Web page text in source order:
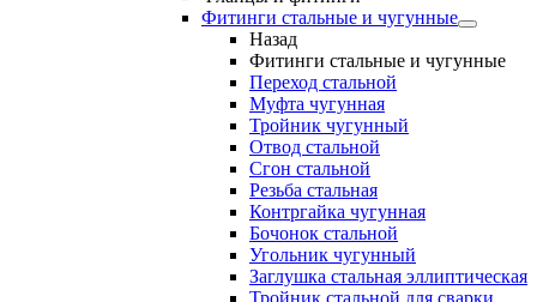
Фитинги стальные и чугунные
Назад
Фитинги стальные и чугунные
Переход стальной
Муфта чугунная
Тройник чугунный
Отвод стальной
Сгон стальной
Резьба стальная
Контргайка чугунная
Бочонок стальной
Угольник чугунный
Заглушка стальная эллиптическая
Тройник стальной для сварки